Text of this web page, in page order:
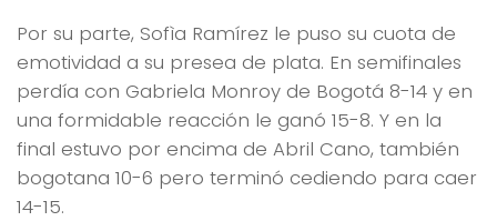
Por su parte, Sofìa Ramírez le puso su cuota de
emotividad a su presea de plata. En semifinales
perdía con Gabriela Monroy de Bogotá 8-14 y en
una formidable reacción le ganó 15-8. Y en la
final estuvo por encima de Abril Cano, también
bogotana 10-6 pero terminó cediendo para caer
14-15.